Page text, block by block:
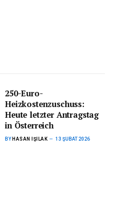
250-Euro-
Heizkostenzuschuss:
Heute letzter Antragstag
in Österreich
BY HASAN IŞILAK 13 ŞUBAT 2026